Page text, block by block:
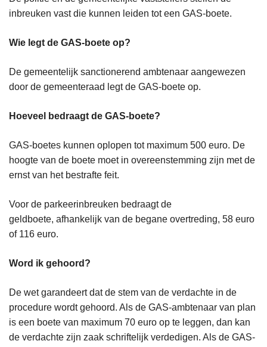
inbreuken vast die kunnen leiden tot een GAS-boete.
Wie legt de GAS-boete op?
De gemeentelijk sanctionerend ambtenaar aangewezen
door de gemeenteraad legt de GAS-boete op.
Hoeveel bedraagt de GAS-boete?
GAS-boetes kunnen oplopen tot maximum 500 euro. De
hoogte van de boete moet in overeenstemming zijn met de
ernst van het bestrafte feit.
Voor de parkeerinbreuken bedraagt de
geldboete, afhankelijk van de begane overtreding, 58 euro
of 116 euro.
Word ik gehoord?
De wet garandeert dat de stem van de verdachte in de
procedure wordt gehoord. Als de GAS-ambtenaar van plan
is een boete van maximum 70 euro op te leggen, dan kan
de verdachte zijn zaak schriftelijk verdedigen. Als de GAS-